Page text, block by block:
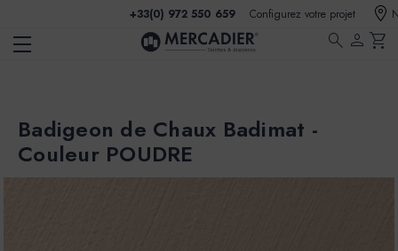
+33(0) 972 550 659 Configurez votre projet
search person shopping_cart
Badigeon de Chaux Badimat -
Couleur POUDRE